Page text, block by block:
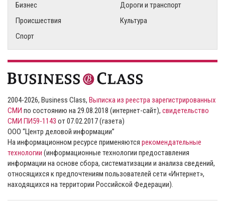
Бизнес
Дороги и транспорт
Происшествия
Культура
Спорт
2004-2026, Business Class, Выписка из реестра зарегистрированных
СМИ по состоянию на 29.08.2018 (интернет-сайт), свидетельство
СМИ ПИ59-1143 от 07.02.2017 (газета)
ООО “Центр деловой информации”
На информационном ресурсе применяются рекомендательные
технологии (информационные технологии предоставления
информации на основе сбора, систематизации и анализа сведений,
относящихся к предпочтениям пользователей сети «Интернет»,
находящихся на территории Российской Федерации).